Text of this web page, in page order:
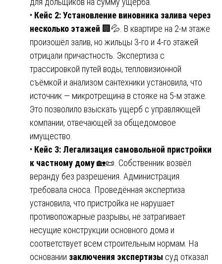
• Кейс 2: Установление виновника залива через
несколько этажей 🏢💦. В квартире на 2-м этаже
произошёл залив, но жильцы 3-го и 4-го этажей
отрицали причастность. Экспертиза с
трассировкой путей воды, тепловизионной
съёмкой и анализом сантехники установила, что
источник — микротрещина в стояке на 5-м этаже.
Это позволило взыскать ущерб с управляющей
компании, отвечающей за общедомовое
имущество.
• Кейс 3: Легализация самовольной пристройки
к частному дому🏡📜. Собственник возвёл
веранду без разрешения. Администрация
требовала сноса. Проведённая экспертиза
установила, что пристройка не нарушает
противопожарные разрывы, не затрагивает
несущие конструкции основного дома и
соответствует всем строительным нормам. На
основании заключения экспертизы суд отказал